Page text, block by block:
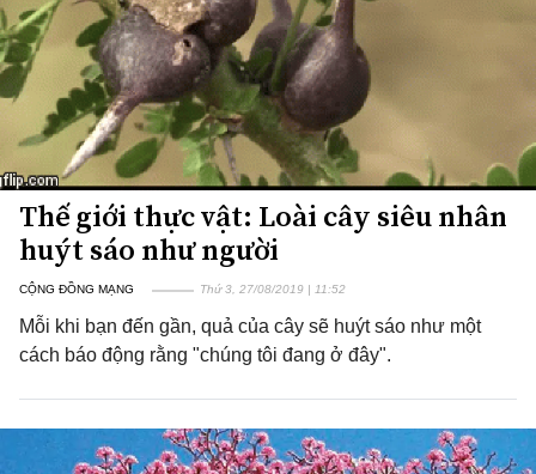
Thế giới thực vật: Loài cây siêu nhân
huýt sáo như người
CỘNG ĐỒNG MẠNG Thứ 3, 27/08/2019 | 11:52
Mỗi khi bạn đến gần, quả của cây sẽ huýt sáo như một
cách báo động rằng "chúng tôi đang ở đây".